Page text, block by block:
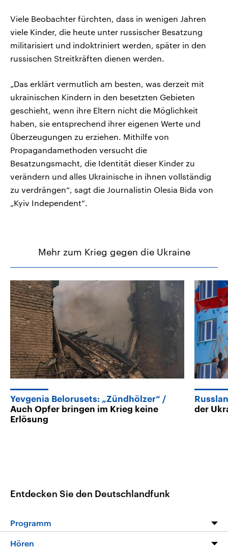
Viele Beobachter fürchten, dass in wenigen Jahren
viele Kinder, die heute unter russischer Besatzung
militarisiert und indoktriniert werden, später in den
russischen Streitkräften dienen werden.
„Das erklärt vermutlich am besten, was derzeit mit
ukrainischen Kindern in den besetzten Gebieten
geschieht, wenn ihre Eltern nicht die Möglichkeit
haben, sie entsprechend ihrer eigenen Werte und
Überzeugungen zu erziehen. Mithilfe von
Propagandamethoden versucht die
Besatzungsmacht, die Identität dieser Kinder zu
verändern und alles Ukrainische in ihnen vollständig
zu verdrängen“, sagt die Journalistin Olesia Bida von
„Kyiv Independent“.
Mehr zum Krieg gegen die Ukraine
Yevgenia Belorusets: „Zündhölzer“
Auch Opfer bringen im Krieg keine
Erlösung
der
Entdecken Sie den Deutschlandfunk
Programm
Programm
Hören